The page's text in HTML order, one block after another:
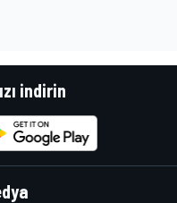
indirin